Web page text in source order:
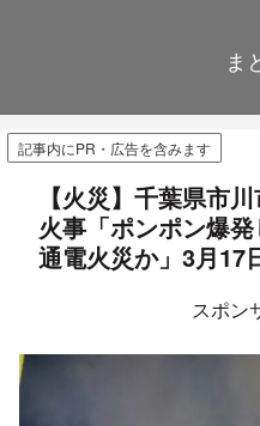
ま
記事内にPR・広告を含みます
【火災】千葉県市
火事「ポンポン爆
通電火災か」3月17
スポン